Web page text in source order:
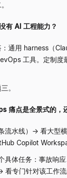
有 AI 工程能力？
通用 harness（
工具。定制度
。
痛点是全景式的，
流水线） → 看大型
Copilot
具体任务：事故响
看专门针对该工作